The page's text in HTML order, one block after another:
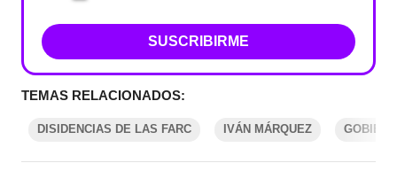
SUSCRIBIRME
TEMAS RELACIONADOS:
DISIDENCIAS DE LAS FARC IVÁN MÁRQUEZ